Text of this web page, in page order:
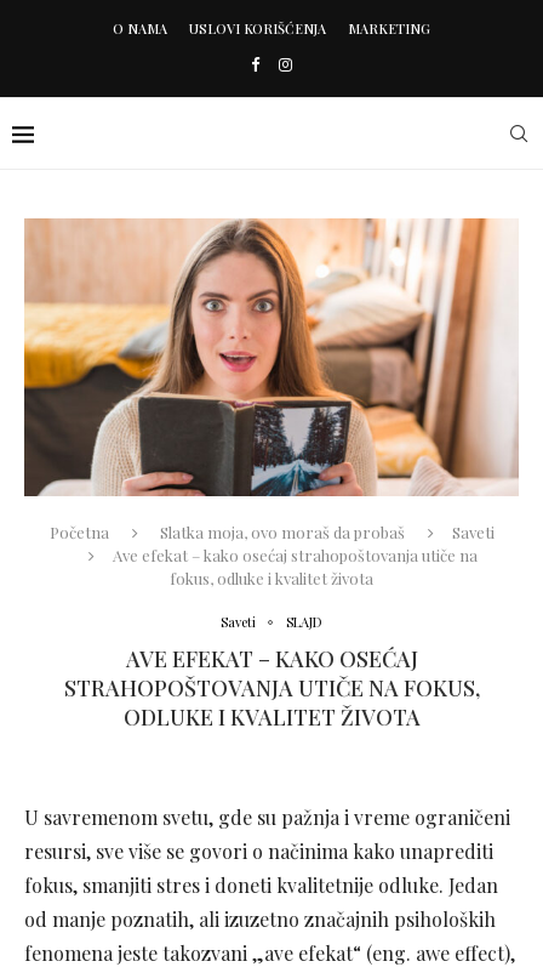
O NAMA USLOVI KORIŠĆENJA MARKETING
Početna Slatka moja, ovo moraš da probaš
Saveti
Ave efekat – kako osećaj strahopoštovanja utiče na
fokus, odluke i kvalitet života
Saveti SLAJD
AVE EFEKAT – KAKO OSEĆAJ
STRAHOPOŠTOVANJA UTIČE NA FOKUS,
ODLUKE I KVALITET ŽIVOTA
U savremenom svetu, gde su pažnja i vreme ograničeni
resursi, sve više se govori o načinima kako unaprediti
fokus, smanjiti stres i doneti kvalitetnije odluke. Jedan
od manje poznatih, ali izuzetno značajnih psiholoških
fenomena jeste takozvani „ave efekat“ (eng. awe effect),